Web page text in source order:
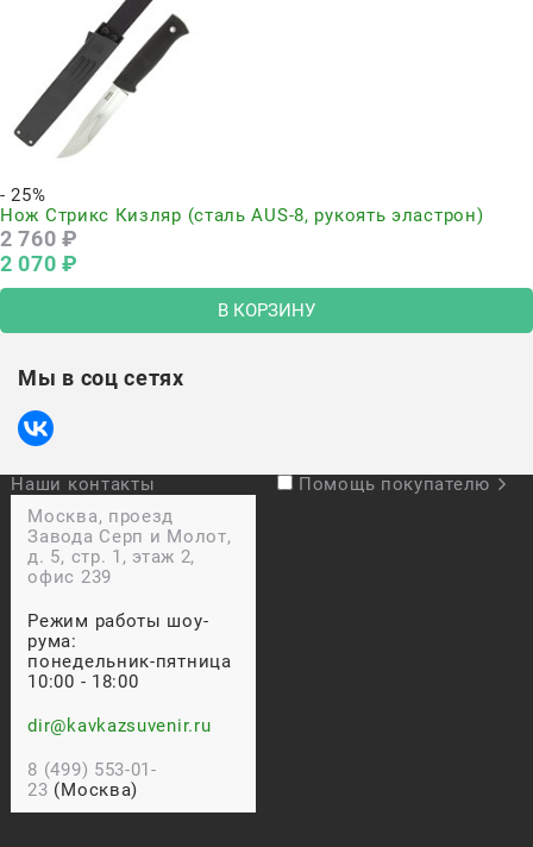
- 25%
Нож Стрикс Кизляр (сталь AUS-8, рукоять эластрон)
2 760 ₽
2 070 ₽
В КОРЗИНУ
Мы в соц сетях
Наши контакты
Москва, проезд
Завода Серп и Молот,
д. 5, стр. 1, этаж 2,
офис 239
Режим работы шоу-
рума:
понедельник-пятница
10:00 - 18:00
dir@kavkazsuvenir.ru
8 (499) 553-01-
23 (Москва)
Помощь покупателю